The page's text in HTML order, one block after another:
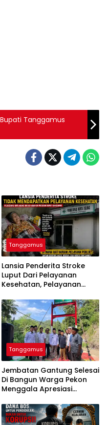
Bupati Tanggamus
Tanggamus
Lansia Penderita Stroke
Luput Dari Pelayanan
Kesehatan, Pelayanan
Disorot
Tanggamus
Jembatan Gantung Selesai
Di Bangun Warga Pekon
Menggala Apresiasi